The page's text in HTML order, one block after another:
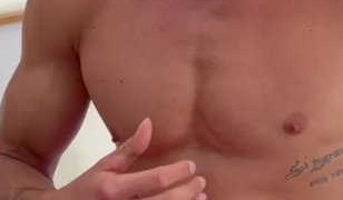
de los isleños que